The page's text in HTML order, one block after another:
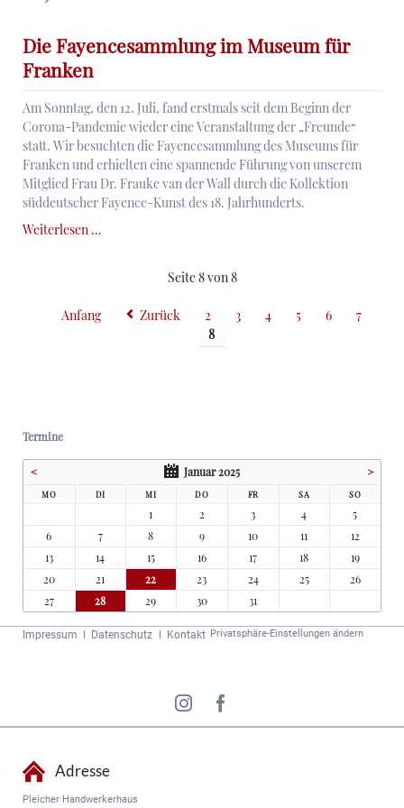
Jahrhunderts
Die Fayencesammlung im Museum für
Franken
Am Sonntag, den 12. Juli, fand erstmals seit dem Beginn der
Corona-Pandemie wieder eine Veranstaltung der „Freunde“
statt. Wir besuchten die Fayencesammlung des Museums für
Franken und erhielten eine spannende Führung von unserem
Mitglied Frau Dr. Frauke van der Wall durch die Kollektion
süddeutscher Fayence-Kunst des 18. Jahrhunderts.
Weiterlesen …Die
Franken
Seite 8 von 8
Anfang Zurück 2 3 4 5 6
7
8
Termine
< Januar 2025 >
MO DI MI DO FR SA SO
1 2 3 4
5
6
7 8 9 10 11
12
13
14 15 16 17 18
19
20
21 22 23 24 25
26
27
28 29 30 31
Navigation
Impressum Datenschutz Kontakt Privatsphäre-Einstellungen ändern
Adresse
Pleicher Handwerkerhaus